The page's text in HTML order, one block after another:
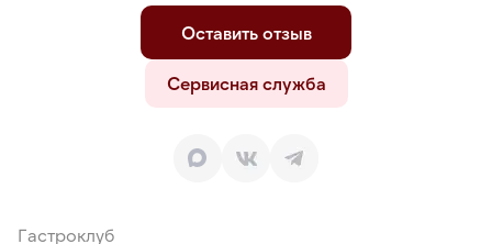
Оставить отзыв
Сервисная служба
Гастроклуб